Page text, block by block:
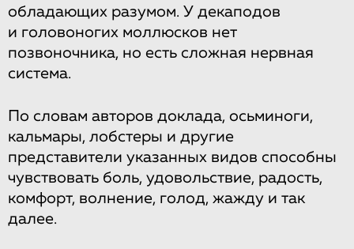
обладающих разумом. У декаподов
и головоногих моллюсков нет
позвоночника, но есть сложная нервная
система.
По словам авторов доклада, осьминоги,
кальмары, лобстеры и другие
представители указанных видов способны
чувствовать боль, удовольствие, радость,
комфорт, волнение, голод, жажду и так
далее.